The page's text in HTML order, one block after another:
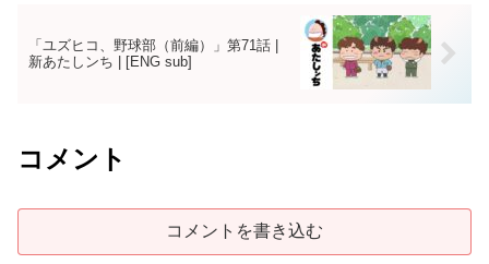
「ユズヒコ、野球部（前編）」第71話 |
新あたしンち | [ENG sub]
コメント
コメントを書き込む